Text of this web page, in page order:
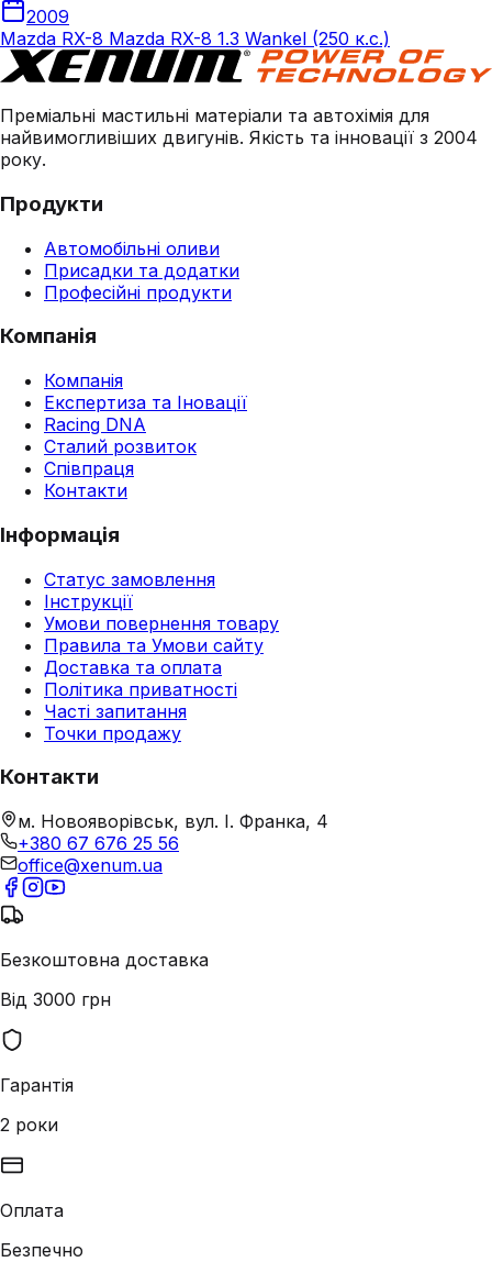
2009
Mazda RX-8 Mazda RX-8 1.3 Wankel (250 к.с.)
Преміальні мастильні матеріали та автохімія для
найвимогливіших двигунів. Якість та інновації з 2004
року.
Продукти
Автомобільні оливи
Присадки та додатки
Професійні продукти
Компанія
Компанія
Експертиза та Іновації
Racing DNA
Сталий розвиток
Співпраця
Контакти
Інформація
Статус замовлення
Інструкції
Умови повернення товару
Правила та Умови сайту
Доставка та оплата
Політика приватності
Часті запитання
Точки продажу
Контакти
м. Новояворівськ, вул. І. Франка, 4
+380 67 676 25 56
office@xenum.ua
Безкоштовна доставка
Від 3000 грн
Гарантія
2 роки
Оплата
Безпечно